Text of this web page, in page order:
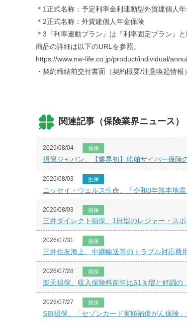
＊1正式名称：予定利率金利連動型外貨建個人
＊2正式名称：外貨建個人年金保険
＊3『利率連動プラン』は『利率固定プラン』
商品の詳細は以下のURLを参照。
https://www.nw-life.co.jp/product/individual/
・契約締結前交付書面（契約概要/注意喚起情報
関連記事（保険業界ニュース）
2026/08/04 損保
損保ジャパン、【業界初】船舶サイバー保険
2026/08/03 生保
ニッセイ・ウェルス生命、「令和8年熊本地
2026/08/03 損保
三井ダイレクト損保、1日型のレジャー・ス
2026/07/31 損保
三井住友海上、中継輸送等のトラブル対応費
2026/07/28 損保
楽天損保、収入保険料前年比51％増と好調の
2026/07/27 損保
SBI損保、「セゾンカード実額補償がん保険